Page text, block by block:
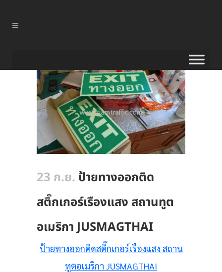
23 ก.ย. ป้ายทางออกติด
สติ๊กเกอร์เรืองแสง สถานทูต
อเมริกา JUSMAGTHAI
ป้ายทางออกติดสติ๊กเกอร์เรืองแสง สถาน
ทูตอเมริกา JUSMAGTHAI